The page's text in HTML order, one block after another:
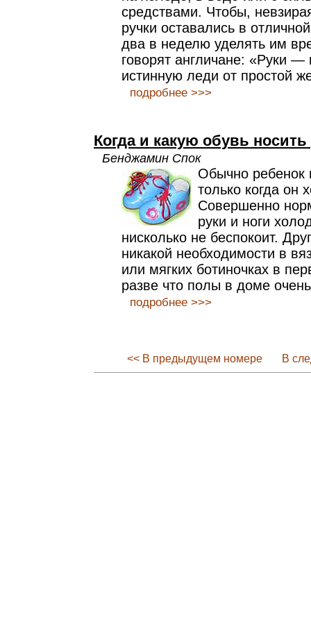
средствами. Чтобы,
ручки оставались в
два в неделю уделять им
говорят англичане: «Руки —
истинную леди от простой
подробнее >>>
Когда и какую обувь носить
Бенджамин Спок
Обычно ребенок
только когда он
Совершенно
руки и ноги
нисколько не беспокоит.
никакой необходимости в
или мягких ботиночках в
разве что полы в доме
подробнее >>>
<< В предыдущем номере В